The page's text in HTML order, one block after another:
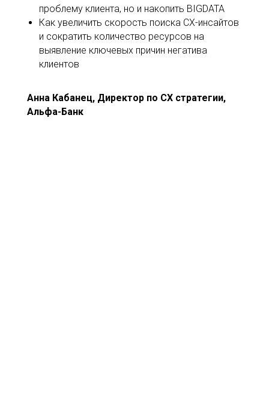
проблему клиента, но и накопить BIGDATA
Как увеличить скорость поиска CX-инсайтов
и сократить количество ресурсов на
выявление ключевых причин негатива
клиентов
Анна Кабанец, Директор по CX стратегии,
Альфа-Банк